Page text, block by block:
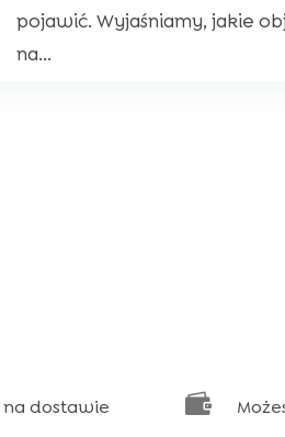
pojawić. Wyjaśniamy, jakie
na...
na dostawie 